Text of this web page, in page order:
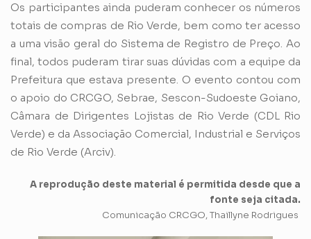
Os participantes ainda puderam conhecer os números
totais de compras de Rio Verde, bem como ter acesso
a uma visão geral do Sistema de Registro de Preço. Ao
final, todos puderam tirar suas dúvidas com a equipe da
Prefeitura que estava presente. O evento contou com
o apoio do CRCGO, Sebrae, Sescon-Sudoeste Goiano,
Câmara de Dirigentes Lojistas de Rio Verde (CDL Rio
Verde) e da Associação Comercial, Industrial e Serviços
de Rio Verde (Arciv).
A reprodução deste material é permitida desde que a
fonte seja citada.
Comunicação CRCGO, Thaillyne Rodrigues